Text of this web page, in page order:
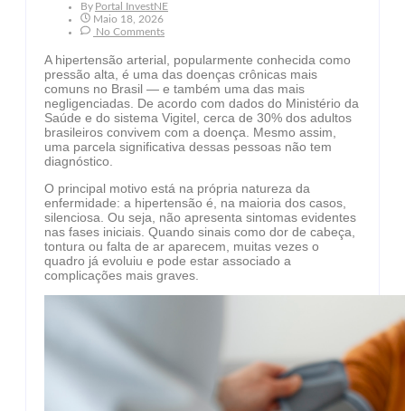
By Portal InvestNE
Maio 18, 2026
No Comments
A hipertensão arterial, popularmente conhecida como
pressão alta, é uma das doenças crônicas mais
comuns no Brasil — e também uma das mais
negligenciadas. De acordo com dados do Ministério da
Saúde e do sistema Vigitel, cerca de 30% dos adultos
brasileiros convivem com a doença. Mesmo assim,
uma parcela significativa dessas pessoas não tem
diagnóstico.
O principal motivo está na própria natureza da
enfermidade: a hipertensão é, na maioria dos casos,
silenciosa. Ou seja, não apresenta sintomas evidentes
nas fases iniciais. Quando sinais como dor de cabeça,
tontura ou falta de ar aparecem, muitas vezes o
quadro já evoluiu e pode estar associado a
complicações mais graves.